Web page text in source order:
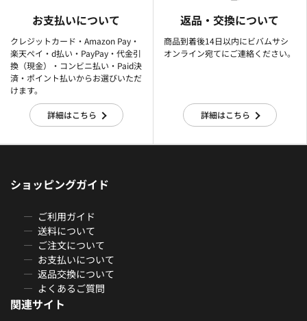
お支払いについて
クレジットカード・Amazon Pay・
楽天ぺイ・d払い・PayPay・代金引
換（現金）・コンビニ払い・Paid決
済・ポイント払いからお選びいただ
けます。
詳細はこちら
返品・交換について
商品到着後14日以内にビバムサシ
オンライン宛てにご連絡ください。
詳細はこちら
ショッピングガイド
ご利用ガイド
送料について
ご注文について
お支払いについて
返品交換について
よくあるご質問
関連サイト